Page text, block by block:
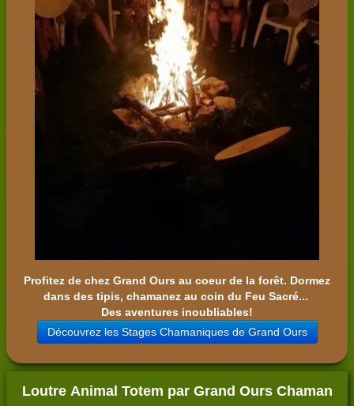
Profitez de chez Grand Ours au coeur de la forêt. Dormez
dans des tipis, chamanez au coin du Feu Sacré...
Des aventures inoubliables!
Découvrez les Stages Chamaniques de Grand Ours
Loutre Animal Totem par Grand Ours Chaman